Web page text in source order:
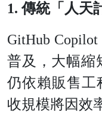
1. 傳統「人天
GitHub
普及，大幅縮
仍依賴販售工
收規模將因效